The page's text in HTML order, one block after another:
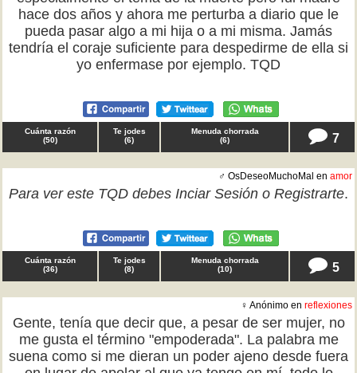
hace dos años y ahora me perturba a diario que le
pueda pasar algo a mi hija o a mi misma. Jamás
tendría el coraje suficiente para despedirme de ella si
yo enfermase por ejemplo. TQD
Cuánta razón
(50)
Te jodes
(6)
Menuda chorrada
(6) 7
♂ OsDeseoMuchoMal en amor
Para ver este TQD debes Inciar Sesión o Registrarte.
Cuánta razón
(36)
Te jodes
(8)
Menuda chorrada
(10) 5
♀ Anónimo en reflexiones
Gente, tenía que decir que, a pesar de ser mujer, no
me gusta el término "empoderada". La palabra me
suena como si me dieran un poder ajeno desde fuera